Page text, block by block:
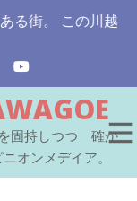
の川越をはじめ
固持しつつ 確か
オンメデイア。